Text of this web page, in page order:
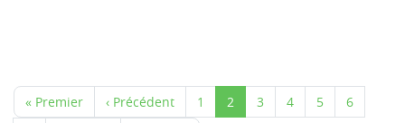
« Premier ‹ Précédent 1 2 3 4 5
6